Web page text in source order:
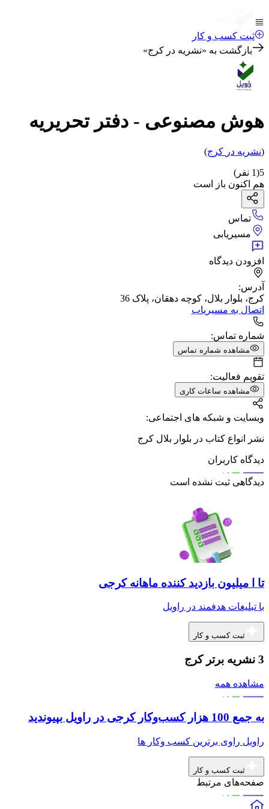
ثبت کسب و کار
بازگشت به «نشریه در کرج»
هوش مصنوعی - دفتر تحریریه
(نشریه در کرج)
5
(
1 نفر)
هم اکنون باز است
تماس
مسیریابی
افزودن دیدگاه
آدرس:
کرج، بلوار بلال، کوچه دهقان، پلاک 36
اتصال به مسیریاب
شماره تماس:
مشاهده شماره تماس
تقویم فعالیت:
مشاهده ساعات کاری
وبسایت و شبکه های اجتماعی:
نشر انواع کتاب در بلوار بلال کرج
دیدگاه کاربران
دیدگاهی ثبت نشده است
تا ا میلیون بازدید کننده ماهانه کرجی
با تبلیغات هدفمند در راویل
ثبت کسب و کار
3 نشریه برتر کرج
مشاهده همه
به جمع 100 هزار کسب‌وکار کرجی در راویل بپیوندید
راویل راوی برترین کسب وکار ها
ثبت کسب و کار
صفحه‌های مرتبط